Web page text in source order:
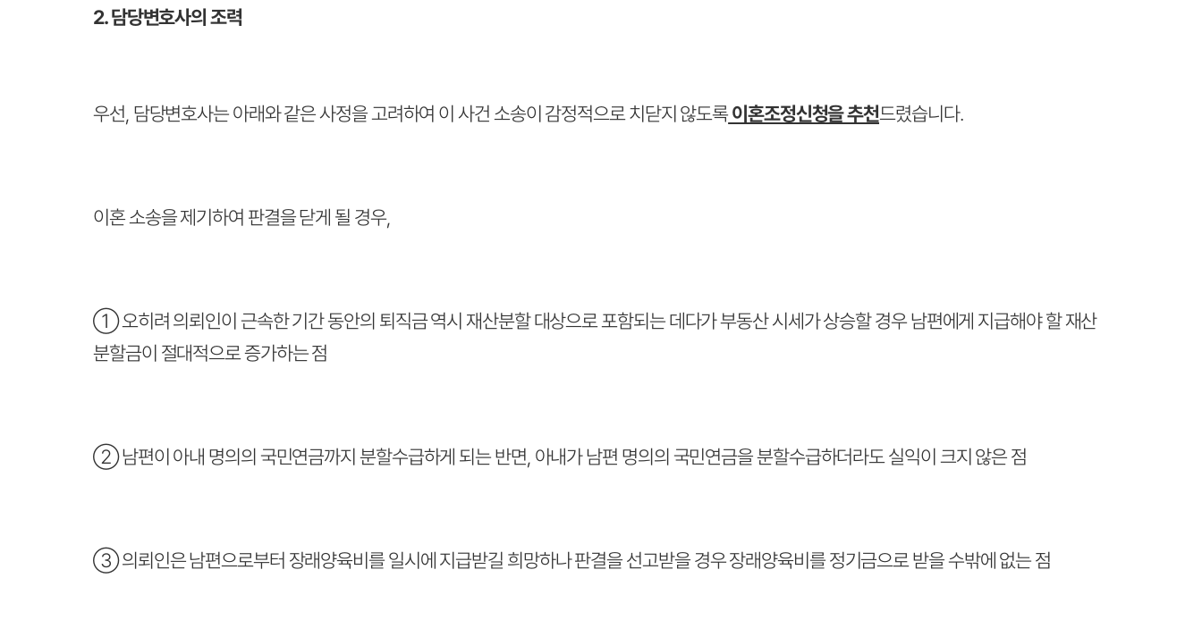
2. 담당변호사의 조력
우선, 담당변호사는 아래와 같은 사정을 고려하여 이 사건 소송이 감정적으로 치닫지 않도록이혼조정신청을 추천드렸습니다.
이혼 소송을 제기하여 판결을 닫게 될 경우,
① 오히려 의뢰인이 근속한 기간 동안의 퇴직금 역시 재산분할 대상으로 포함되는 데다가 부동산 시세가 상승할 경우 남편에게 지급해야 할 재산
분할금이 절대적으로 증가하는 점
② 남편이 아내 명의의 국민연금까지 분할수급하게 되는 반면, 아내가 남편 명의의 국민연금을 분할수급하더라도 실익이 크지 않은 점
③ 의뢰인은 남편으로부터 장래양육비를 일시에 지급받길 희망하나 판결을 선고받을 경우 장래양육비를 정기금으로 받을 수밖에 없는 점